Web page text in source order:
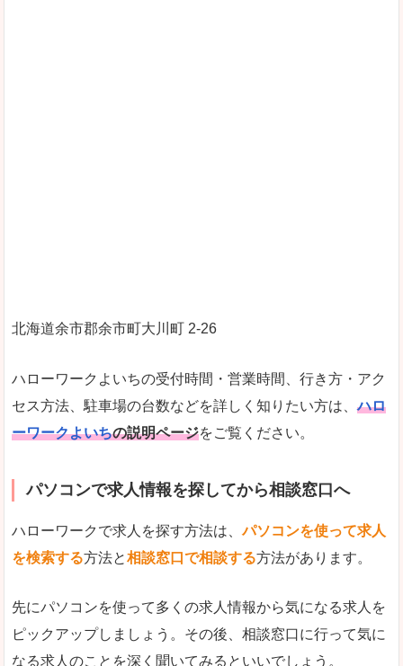
北海道余市郡余市町大川町 2‐26
ハローワークよいちの受付時間・営業時間、行き方・アク
セス方法、駐車場の台数などを詳しく知りたい方は、ハロ
ーワークよいちの説明ページをご覧ください。
パソコンで求人情報を探してから相談窓口へ
ハローワークで求人を探す方法は、パソコンを使って求人
を検索する方法と相談窓口で相談する方法があります。
先にパソコンを使って多くの求人情報から気になる求人を
ピックアップしましょう。その後、相談窓口に行って気に
なる求人のことを深く聞いてみるといいでしょう。